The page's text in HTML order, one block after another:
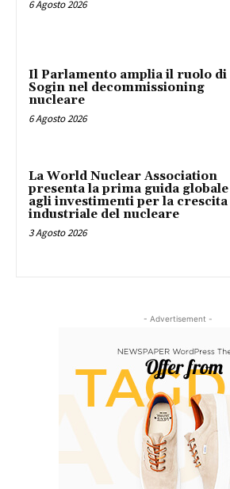
6 Agosto 2026
Il Parlamento amplia il ruolo di
Sogin nel decommissioning
nucleare
6 Agosto 2026
La World Nuclear Association
presenta la prima guida globale
agli investimenti per la crescita
industriale del nucleare
3 Agosto 2026
- Advertisement -